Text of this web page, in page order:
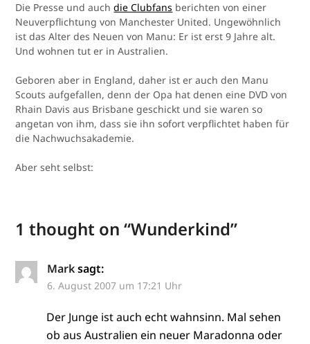
Die Presse und auchdie Clubfans berichten von einer
Neuverpflichtung von Manchester United. Ungewöhnlich
ist das Alter des Neuen von Manu: Er ist erst 9 Jahre alt.
Und wohnen tut er in Australien.
Geboren aber in England, daher ist er auch den Manu
Scouts aufgefallen, denn der Opa hat denen eine DVD von
Rhain Davis aus Brisbane geschickt und sie waren so
angetan von ihm, dass sie ihn sofort verpflichtet haben für
die Nachwuchsakademie.
Aber seht selbst:
1 thought on “Wunderkind”
Mark sagt:
6. August 2007 um 17:21 Uhr
Der Junge ist auch echt wahnsinn. Mal sehen
ob aus Australien ein neuer Maradonna oder